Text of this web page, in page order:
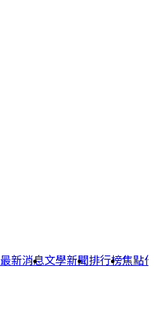
最新消息文學新聞排行榜焦點